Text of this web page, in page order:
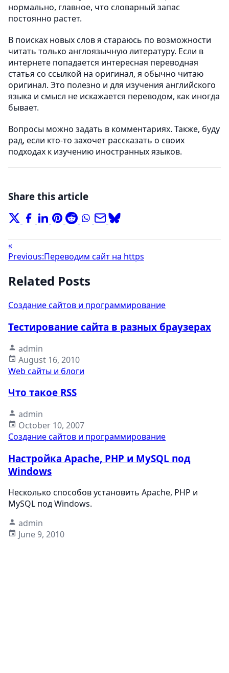
нормально, главное, что словарный запас
постоянно растет.
В поисках новых слов я стараюсь по возможности
читать только англоязычную литературу. Если в
интернете попадается интересная переводная
статья со ссылкой на оригинал, я обычно читаю
оригинал. Это полезно и для изучения английского
языка и смысл не искажается переводом, как иногда
бывает.
Вопросы можно задать в комментариях. Также, буду
рад, если кто-то захочет рассказать о своих
подходах к изучению иностранных языков.
Share this article
«
Previous:Переводим сайт на https
Related Posts
Создание сайтов и программирование
Тестирование сайта в разных браузерах
admin
August 16, 2010
Web сайты и блоги
Что такое RSS
admin
October 10, 2007
Создание сайтов и программирование
Настройка Apache, PHP и MySQL под
Windows
Несколько способов установить Apache, PHP и
MySQL под Windows.
admin
June 9, 2010